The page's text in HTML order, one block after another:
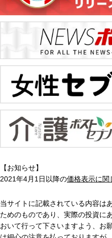
【お知らせ】
2021年4月1日以降の価格表示に関
当サイトに記載されている内容は
ためのものであり、実際の投資に
おいて行って下さいますよう、お